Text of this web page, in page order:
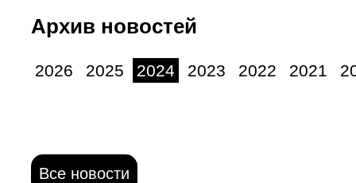
Архив новостей
2026 2025 2024 2023 2022 2021
Все новости